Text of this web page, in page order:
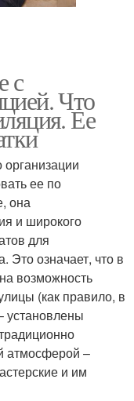
с
Что
Ее
ее по
она
и широкого
для
Это означает, что в
возможность
(как правило, в
установлены
атмосферой –
и им